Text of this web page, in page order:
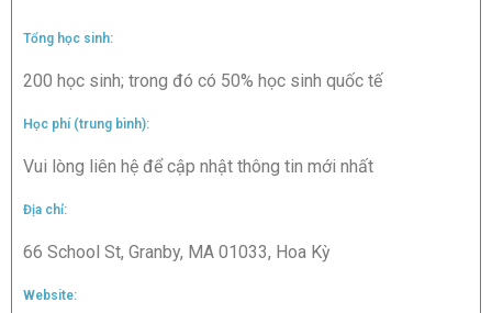
Tổng học sinh:
200 học sinh; trong đó có 50% học sinh quốc tế
Học phí (trung bình):
Vui lòng liên hệ để cập nhật thông tin mới nhất
Địa chỉ:
66 School St, Granby, MA 01033, Hoa Kỳ
Website: